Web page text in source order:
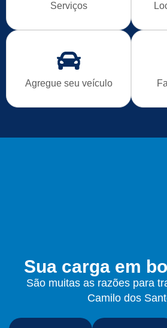
Serviços
Agregue seu veículo
Sua carga em
São muitas as razões para
Camilo dos